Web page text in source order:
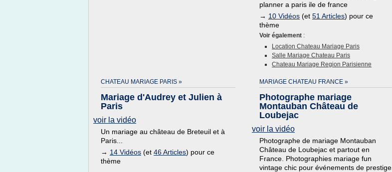
planner a paris ile de france
→ 10 Vidéos (et 51 Articles) pour ce
thème
Voir également :
Location Chateau Mariage Paris
Salle Mariage Chateau Paris
Chateau Mariage Region Parisienne
CHATEAU MARIAGE PARIS »
Mariage d'Audrey et Julien à
Paris
voir la vidéo
Un mariage au château de Breteuil et à
Paris...
→ 14 Vidéos (et 46 Articles) pour ce
thème
MARIAGE CHATEAU FRANCE »
Photographe mariage
Montauban Château de
Loubejac
voir la vidéo
Photographe de mariage Montauban
Château de Loubejac et partout en
France. Photographies mariage fun
vintage chic pour événements de prestige.